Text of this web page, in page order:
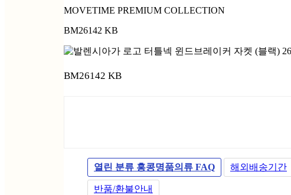
MOVETIME PREMIUM COLLECTION
BM26142 KB
BM26142 KB
열린 분류 홍콩명품의류 FAQ 해외배송기간
반품/환불안내